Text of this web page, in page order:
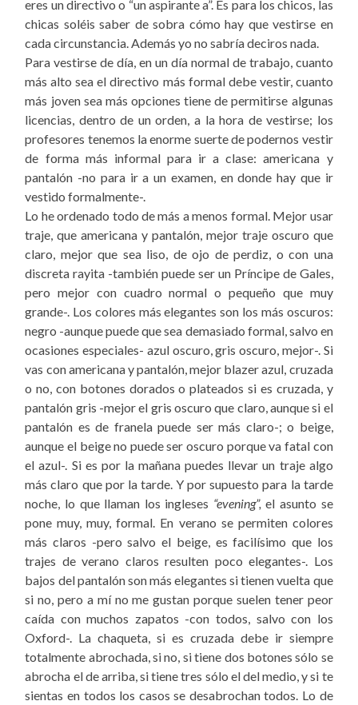
eres un directivo o “un aspirante a”. Es para los chicos, las
chicas soléis saber de sobra cómo hay que vestirse en
cada circunstancia. Además yo no sabría deciros nada.
Para vestirse de día, en un día normal de trabajo, cuanto
más alto sea el directivo más formal debe vestir, cuanto
más joven sea más opciones tiene de permitirse algunas
licencias, dentro de un orden, a la hora de vestirse; los
profesores tenemos la enorme suerte de podernos vestir
de forma más informal para ir a clase: americana y
pantalón -no para ir a un examen, en donde hay que ir
vestido formalmente-.
Lo he ordenado todo de más a menos formal. Mejor usar
traje, que americana y pantalón, mejor traje oscuro que
claro, mejor que sea liso, de ojo de perdiz, o con una
discreta rayita -también puede ser un Príncipe de Gales,
pero mejor con cuadro normal o pequeño que muy
grande-. Los colores más elegantes son los más oscuros:
negro -aunque puede que sea demasiado formal, salvo en
ocasiones especiales- azul oscuro, gris oscuro, mejor-. Si
vas con americana y pantalón, mejor blazer azul, cruzada
o no, con botones dorados o plateados si es cruzada, y
pantalón gris -mejor el gris oscuro que claro, aunque si el
pantalón es de franela puede ser más claro-; o beige,
aunque el beige no puede ser oscuro porque va fatal con
el azul-. Si es por la mañana puedes llevar un traje algo
más claro que por la tarde. Y por supuesto para la tarde
noche, lo que llaman los ingleses “evening”, el asunto se
pone muy, muy, formal. En verano se permiten colores
más claros -pero salvo el beige, es facilísimo que los
trajes de verano claros resulten poco elegantes-. Los
bajos del pantalón son más elegantes si tienen vuelta que
si no, pero a mí no me gustan porque suelen tener peor
caída con muchos zapatos -con todos, salvo con los
Oxford-. La chaqueta, si es cruzada debe ir siempre
totalmente abrochada, si no, si tiene dos botones sólo se
abrocha el de arriba, si tiene tres sólo el del medio, y si te
sientas en todos los casos se desabrochan todos. Lo de